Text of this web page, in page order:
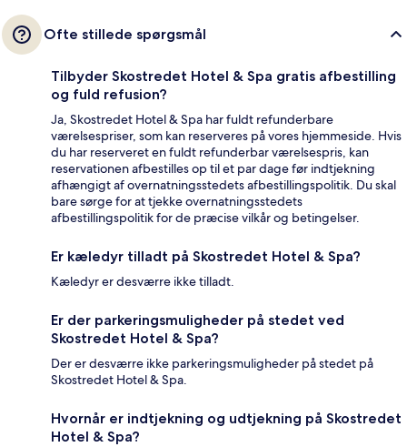
Ofte stillede spørgsmål
Tilbyder Skostredet Hotel & Spa gratis afbestilling
og fuld refusion?
Ja, Skostredet Hotel & Spa har fuldt refunderbare
værelsespriser, som kan reserveres på vores hjemmeside. Hvis
du har reserveret en fuldt refunderbar værelsespris, kan
reservationen afbestilles op til et par dage før indtjekning
afhængigt af overnatningsstedets afbestillingspolitik. Du skal
bare sørge for at tjekke overnatningsstedets
afbestillingspolitik for de præcise vilkår og betingelser.
Er kæledyr tilladt på Skostredet Hotel & Spa?
Kæledyr er desværre ikke tilladt.
Er der parkeringsmuligheder på stedet ved
Skostredet Hotel & Spa?
Der er desværre ikke parkeringsmuligheder på stedet på
Skostredet Hotel & Spa.
Hvornår er indtjekning og udtjekning på Skostredet
Hotel & Spa?